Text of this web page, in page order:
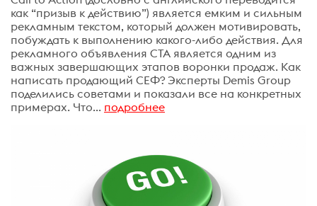
как “призыв к действию”) является емким и сильным
рекламным текстом, который должен мотивировать,
побуждать к выполнению какого-либо действия. Для
рекламного объявления CTA является одним из
важных завершающих этапов воронки продаж. Как
написать продающий СЕФ? Эксперты Demis Group
поделились советами и показали все на конкретных
примерах. Что... подробнее